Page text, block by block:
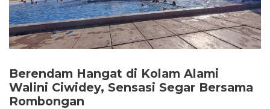
Berendam Hangat di Kolam Alami
Walini Ciwidey, Sensasi Segar Bersama
Rombongan